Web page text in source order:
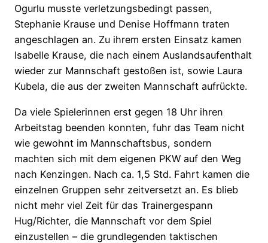
Ogurlu musste verletzungsbedingt passen,
Stephanie Krause und Denise Hoffmann traten
angeschlagen an. Zu ihrem ersten Einsatz kamen
Isabelle Krause, die nach einem Auslandsaufenthalt
wieder zur Mannschaft gestoßen ist, sowie Laura
Kubela, die aus der zweiten Mannschaft aufrückte.
Da viele Spielerinnen erst gegen 18 Uhr ihren
Arbeitstag beenden konnten, fuhr das Team nicht
wie gewohnt im Mannschaftsbus, sondern
machten sich mit dem eigenen PKW auf den Weg
nach Kenzingen. Nach ca. 1,5 Std. Fahrt kamen die
einzelnen Gruppen sehr zeitversetzt an. Es blieb
nicht mehr viel Zeit für das Trainergespann
Hug/Richter, die Mannschaft vor dem Spiel
einzustellen – die grundlegenden taktischen